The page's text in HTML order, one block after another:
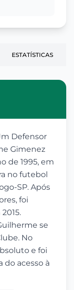
ESTATÍSTICAS
Defensor
Gimenez
de 1995, em
no futebol
SP. Após
foi
se
No
e foi
acesso à